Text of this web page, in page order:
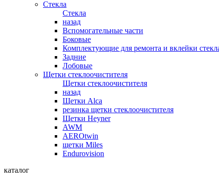
Стекла
Стекла
назад
Вспомогательные части
Боковые
Комплектующие для ремонта и вклейки
Задние
Лобовые
Щетки стеклоочистителя
Щетки стеклоочистителя
назад
Щетки Alca
резинка щетки стеклоочистителя
Щетки Heyner
AWM
AEROtwin
щетки Miles
Endurovision
каталог